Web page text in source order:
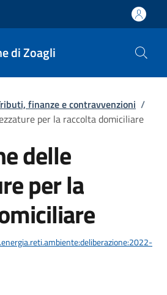
di Zoagli
finanze e contravvenzioni /
per la raccolta domiciliare
delle
per la